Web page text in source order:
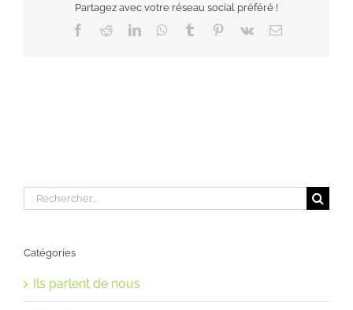
Partagez avec votre réseau social préféré !
Facebook
RedditLinkedInWhatsApp
Tumblr Pinterest
Vk Email
Rechercher:
Catégories
Ils parlent de nous